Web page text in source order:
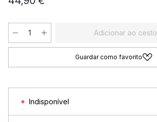
Adicionar ao cesto
Guardar como favorito
Indisponível